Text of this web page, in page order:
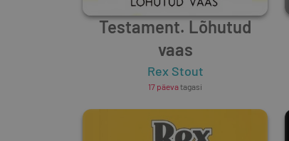
Testament. Lõhutud
vaas
Rex Stout
17 päevatagasi